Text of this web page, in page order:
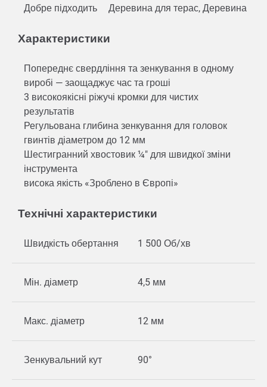
Добре підходить Деревина для терас, Деревина
Характеристики
Попереднє свердління та зенкування в одному
виробі — заощаджує час та гроші
3 високоякісні ріжучі кромки для чистих
результатів
Регульована глибина зенкування для головок
гвинтів діаметром до 12 мм
Шестигранний хвостовик ¼" для швидкої зміни
інструмента
висока якість «Зроблено в Європі»
Технічні характеристики
Швидкість обертання 1 500 Об/хв
Мін. діаметр 4,5 мм
Макс. діаметр 12 мм
Зенкувальний кут 90°